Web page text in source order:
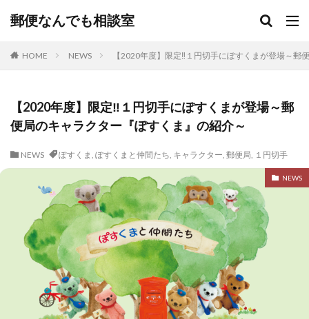
郵便なんでも相談室
HOME NEWS 【2020年度】限定‼１円切手にぽすくまが登場～郵
【2020年度】限定‼１円切手にぽすくまが登場～郵
便局のキャラクター『ぽすくま』の紹介～
NEWS ぽすくま , ぽすくまと仲間たち, キャラクター, 郵便局, １円切手
NEWS